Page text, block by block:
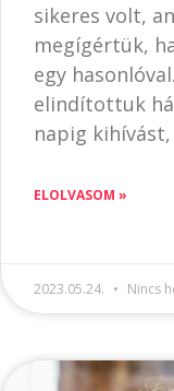
sikeres volt,
megígértük,
egy
elindítottuk
napig kihívást,
ELOLVASOM »
2023.05.24. Nincs